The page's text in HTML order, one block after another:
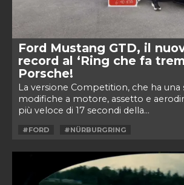
Ford Mustang GTD, il
record al ‘Ring che fa
Porsche!
La versione Competition, che ha una
modifiche a motore, assetto e
più veloce di 17 secondi della...
#FORD #NÜRBURGRING